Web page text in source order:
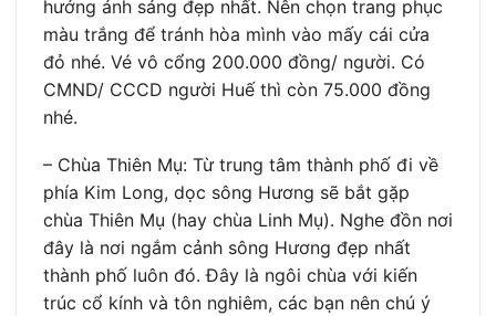
hướng ánh sáng đẹp nhất. Nên chọn trang phục
màu trắng để tránh hòa mình vào mấy cái cửa
đỏ nhé. Vé vô cổng 200.000 đồng/ người. Có
CMND/ CCCD người Huế thì còn 75.000 đồng
nhé.
– Chùa Thiên Mụ: Từ trung tâm thành phố đi về
phía Kim Long, dọc sông Hương sẽ bắt gặp
chùa Thiên Mụ (hay chùa Linh Mụ). Nghe đồn nơi
đây là nơi ngắm cảnh sông Hương đẹp nhất
thành phố luôn đó. Đây là ngôi chùa với kiến
trúc cổ kính và tôn nghiêm, các bạn nên chú ý